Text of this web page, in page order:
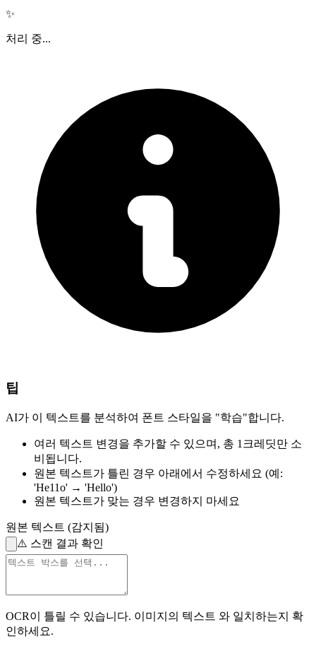
✨
처리 중...
팁
AI가 이 텍스트를 분석하여 폰트 스타일을 "학습"합니다.
여러 텍스트 변경을 추가할 수 있으며, 총 1크레딧만 소
비됩니다.
원본 텍스트가 틀린 경우 아래에서 수정하세요 (예:
'He11o' → 'Hello')
원본 텍스트가 맞는 경우 변경하지 마세요
원본 텍스트 (감지됨)
⚠️ 스캔 결과 확인
OCR이 틀릴 수 있습니다. 이미지의 텍스트 와 일치하는지 확
인하세요.